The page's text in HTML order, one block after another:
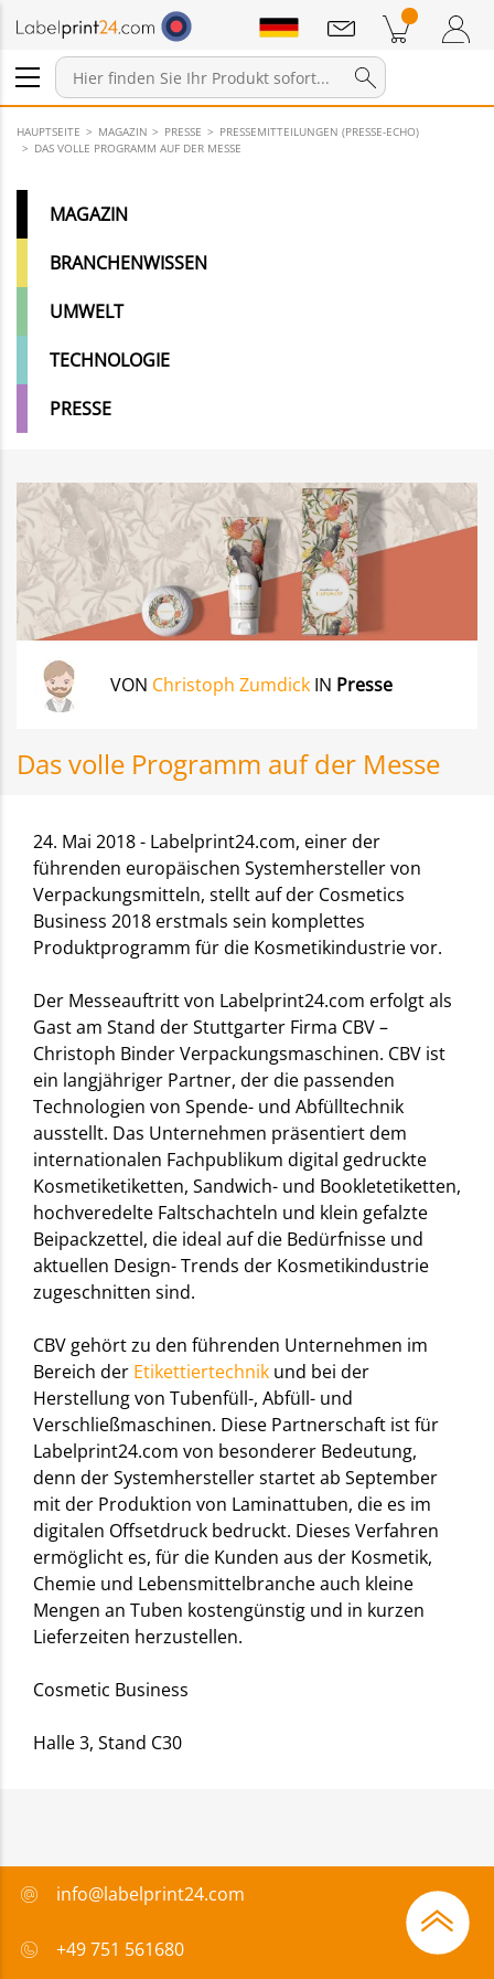
Anmelden / Registrieren
Warenkorb Zum Warenkorb
Mitteilungen
HAUPTSEITE MAGAZIN PRESSE
PRESSEMITTEILUNGEN (PRESSE-ECHO)
DAS VOLLE PROGRAMM AUF DER MESSE
MAGAZIN
BRANCHENWISSEN
UMWELT
TECHNOLOGIE
PRESSE
VON Christoph Zumdick IN Presse
Das volle Programm auf der Messe
24. Mai 2018 - Labelprint24.com, einer der
führenden europäischen Systemhersteller von
Verpackungsmitteln, stellt auf der Cosmetics
Business 2018 erstmals sein komplettes
Produktprogramm für die Kosmetikindustrie vor.
Der Messeauftritt von Labelprint24.com erfolgt als
Gast am Stand der Stuttgarter Firma CBV –
Christoph Binder Verpackungsmaschinen. CBV ist
ein langjähriger Partner, der die passenden
Technologien von Spende- und Abfülltechnik
ausstellt. Das Unternehmen präsentiert dem
internationalen Fachpublikum digital gedruckte
Kosmetiketiketten, Sandwich- und Bookletetiketten,
hochveredelte Faltschachteln und klein gefalzte
Beipackzettel, die ideal auf die Bedürfnisse und
aktuellen Design- Trends der Kosmetikindustrie
zugeschnitten sind.
CBV gehört zu den führenden Unternehmen im
Bereich der Etikettiertechnik und bei der
Herstellung von Tubenfüll-, Abfüll- und
Verschließmaschinen. Diese Partnerschaft ist für
Labelprint24.com von besonderer Bedeutung,
denn der Systemhersteller startet ab September
mit der Produktion von Laminattuben, die es im
digitalen Offsetdruck bedruckt. Dieses Verfahren
ermöglicht es, für die Kunden aus der Kosmetik,
Chemie und Lebensmittelbranche auch kleine
Mengen an Tuben kostengünstig und in kurzen
Lieferzeiten herzustellen.
Cosmetic Business
Halle 3, Stand C30
info@labelprint24.com
+49 751 561680